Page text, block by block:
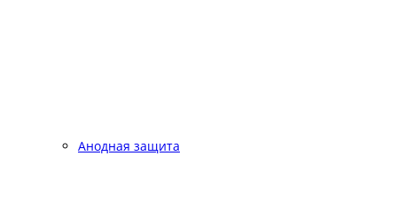
Анодная защита